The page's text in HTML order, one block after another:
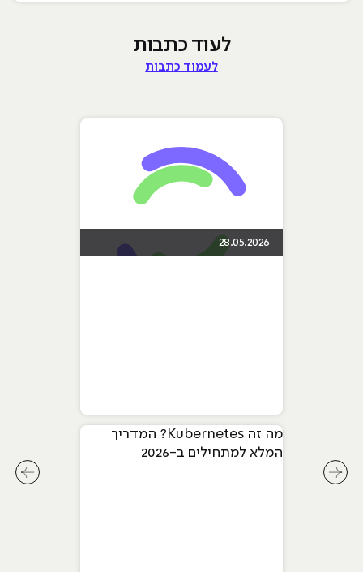
לעוד כתבות
לעמוד כתבות
28.05.2026
מה זה Kubernetes? המדריך
המלא למתחילים ב-2026
לחץ לחץ לשיקופית קודמת בסליידר מאמרים